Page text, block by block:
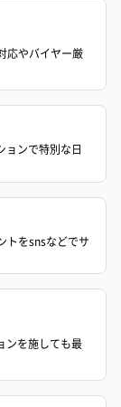
応やバイヤー厳
ョンで特別な日
トをsnsなどでサ
ンを施しても最